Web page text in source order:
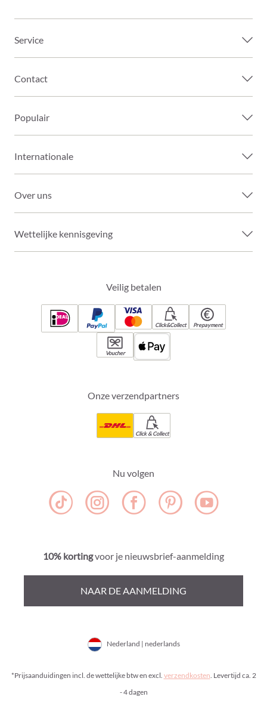
Service
Contact
Populair
Internationale
Over uns
Wettelijke kennisgeving
Veilig betalen
Click&Collect Prepayment
Voucher
Onze verzendpartners
Click & Collect
Nu volgen
10% kortingvoor je nieuwsbrief-aanmelding
NAAR DE AANMELDING
Nederland | nederlands
*Prijsaanduidingen incl. de wettelijke btw en excl. verzendkosten . Levertijd ca. 2
- 4 dagen